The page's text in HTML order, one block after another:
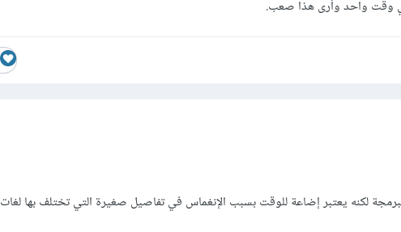
وقت واحد وأرى هذا صعب.
لكنه يعتبر إضاعة للوقت بسبب الإنغماس في تفاصيل صغيرة التي تختلف بها لغات